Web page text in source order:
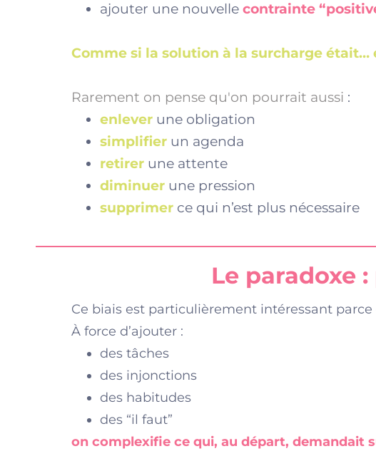
ajouter une nouvelle contrainte
Comme si la solution à la surcharge était…
Rarement on pense qu'on pourrait aussi :
enlever une obligation
simplifier un agenda
retirer une attente
diminuer une pression
supprimer ce qui n’est plus nécessaire
Le paradoxe
Ce biais est particulièrement intéressant
À force d’ajouter :
des tâches
des injonctions
des habitudes
des “il faut”
on complexifie ce qui, au départ, demandait